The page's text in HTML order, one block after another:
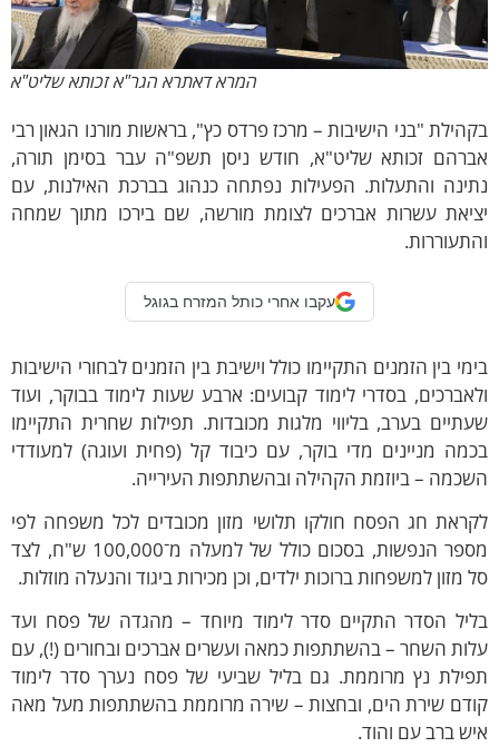
המרא דאתרא הגר"א זכותא שליט"א
"בני הישיבות – מרכז פרדס כץ", בראשות מורנו הגאון רבי
זכותא שליט"א, חודש ניסן תשפ"ה עבר בסימן תורה,
והתעלות. הפעילות נפתחה כנהוג בברכת האילנות, עם
עשרות אברכים לצומת מורשה, שם בירכו מתוך שמחה
עקבו אחרי כותל המזרח בגוגל
בין הזמנים התקיימו כולל וישיבת בין הזמנים לבחורי הישיבות
בסדרי לימוד קבועים: ארבע שעות לימוד בבוקר, ועוד
בערב, בליווי מלגות מכובדות. תפילות שחרית התקיימו
מניינים מדי בוקר, עם כיבוד קל (פחית ועוגה) למעודדי
– ביוזמת הקהילה ובהשתתפות העירייה.
חג הפסח חולקו תלושי מזון מכובדים לכל משפחה לפי
מספר הנפשות, בסכום כולל של למעלה מ־100,000 ש"ח, לצד
מזון למשפחות ברוכות ילדים, וכן מכירות ביגוד והנעלה מוזלות.
הסדר התקיים סדר לימוד מיוחד – מהגדה של פסח ועד
השחר – בהשתתפות כמאה ועשרים אברכים ובחורים (!), עם
נץ מרוממת. גם בליל שביעי של פסח נערך סדר לימוד
שירת הים, ובחצות – שירה מרוממת בהשתתפות מעל מאה
ברב עם והוד.